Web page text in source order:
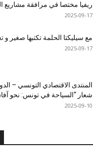
ريفيا مختصا في مرافقة مشاريع
2025-09-17
مع سيليكتا الحلمة تكتبها صغير و
2025-09-17
المنتدى الاقتصادي التونسي –
شعار “السياحة في تونس: نحو
2025-09-10